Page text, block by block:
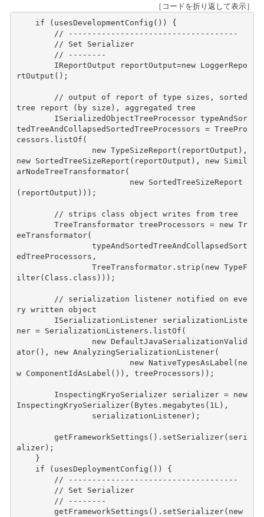
［コードを折り返して表示］
if ( usesDevelopmentConfig ())
{
// ------------------------------------
// Set Serializer
// --------
IReportOutput
reportOutput=new
LoggerRepo
rtOutput ();
// output of report of type sizes, sorted
tree report (by size), aggregated tree
ISerializedObjectTreeProcessor typeAndSor
tedTreeAndCollapsedSortedTreeProcessors = TreePro
cessors . listOf (
new TypeSizeReport ( reportOutput ),
new
SortedTreeSizeReport ( reportOutput ), new
Simil
arNodeTreeTransformator(
new
SortedTreeSizeReport
( reportOutput )));
// strips class object writes from tree
TreeTransformator treeProcessors = new Tr
eeTransformator(
typeAndSortedTreeAndCollapsedSort
edTreeProcessors ,
TreeTransformator. strip ( new TypeF
ilter( Class . class )));
// serialization listener notified on eve
ry written object
ISerializationListener
serializationListe
ner = SerializationListeners . listOf (
new DefaultJavaSerializationValid
ator(), new AnalyzingSerializationListener(
new NativeTypesAsLabel ( ne
w
ComponentIdAsLabel ()), treeProcessors ));
InspectingKryoSerializer serializer =
new
InspectingKryoSerializer( Bytes . megabytes ( 1L),
serializationListener);
getFrameworkSettings (). setSerializer( seri
alizer);
}
if
( usesDeploymentConfig ())
{
// ------------------------------------
// Set Serializer
// --------
getFrameworkSettings (). setSerializer( new